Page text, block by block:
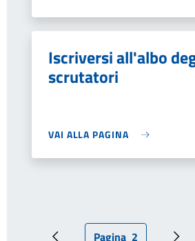
Iscriversi all'albo
scrutatori
VAI ALLA PAGINA
Pagina 2